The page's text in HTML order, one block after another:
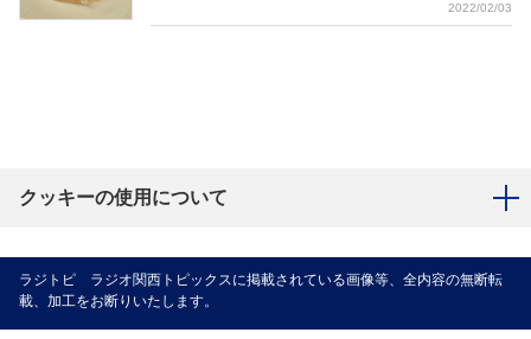
2022/02/03
クッキーの使用について
ラジトピ ラジオ関西トピックスに掲載されている画像等、全内容の無断転
載、加工をお断りいたします。